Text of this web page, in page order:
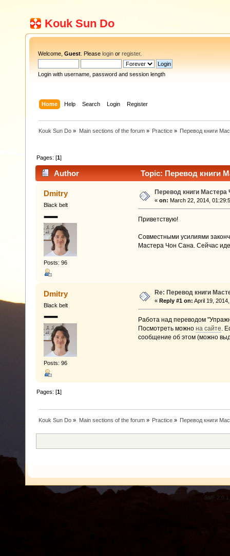
Kouk Sun Do
Welcome, Guest . Please login or register.
Login with username, password and session length
Home Help Search Login Register
Kouk Sun Do » Main sections of the forum» Practice» Перевод книги
Pages: [1]
Author Topic: Перевод книги
Dmitry
Black belt
Posts: 96
Перевод книги Мастера
« on: March 22, 2014,
Приветствую!
Совместными усилиями
Мастера Чон Сана. Сейчас
Dmitry
Black belt
Posts: 96
Re: Перевод книги
« Reply #1 on: April 19,
Работа над переводом
Посмотреть можно на сайте.
сообщение об этом (можно
Pages: [1]
Kouk Sun Do » Main sections of the forum» Practice» Перевод книги
SMF 2.0.1